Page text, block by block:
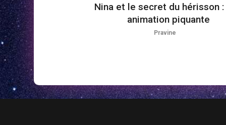
Nina et le secret du hérisson :
animation piquante
Pravine